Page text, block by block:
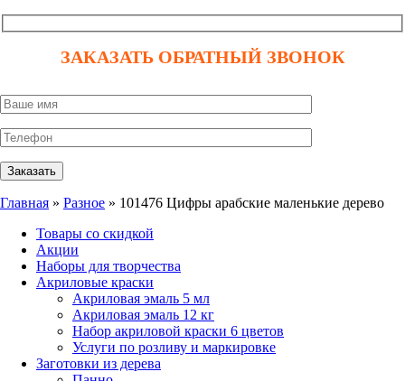
ЗАКАЗАТЬ ОБРАТНЫЙ ЗВОНОК
Главная » Разное » 101476 Цифры арабские маленькие дерево
Товары со скидкой
Акции
Наборы для творчества
Акриловые краски
Акриловая эмаль 5 мл
Акриловая эмаль 12 кг
Набор акриловой краски 6 цветов
Услуги по розливу и маркировке
Заготовки из дерева